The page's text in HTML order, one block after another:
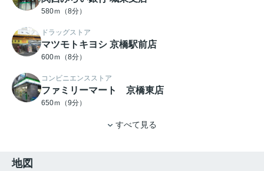
580ｍ（8分）
ドラッグストア
マツモトキヨシ 京橋駅前店
600ｍ（8分）
コンビニエンスストア
ファミリーマート 京橋東店
650ｍ（9分）
すべて見る
地図